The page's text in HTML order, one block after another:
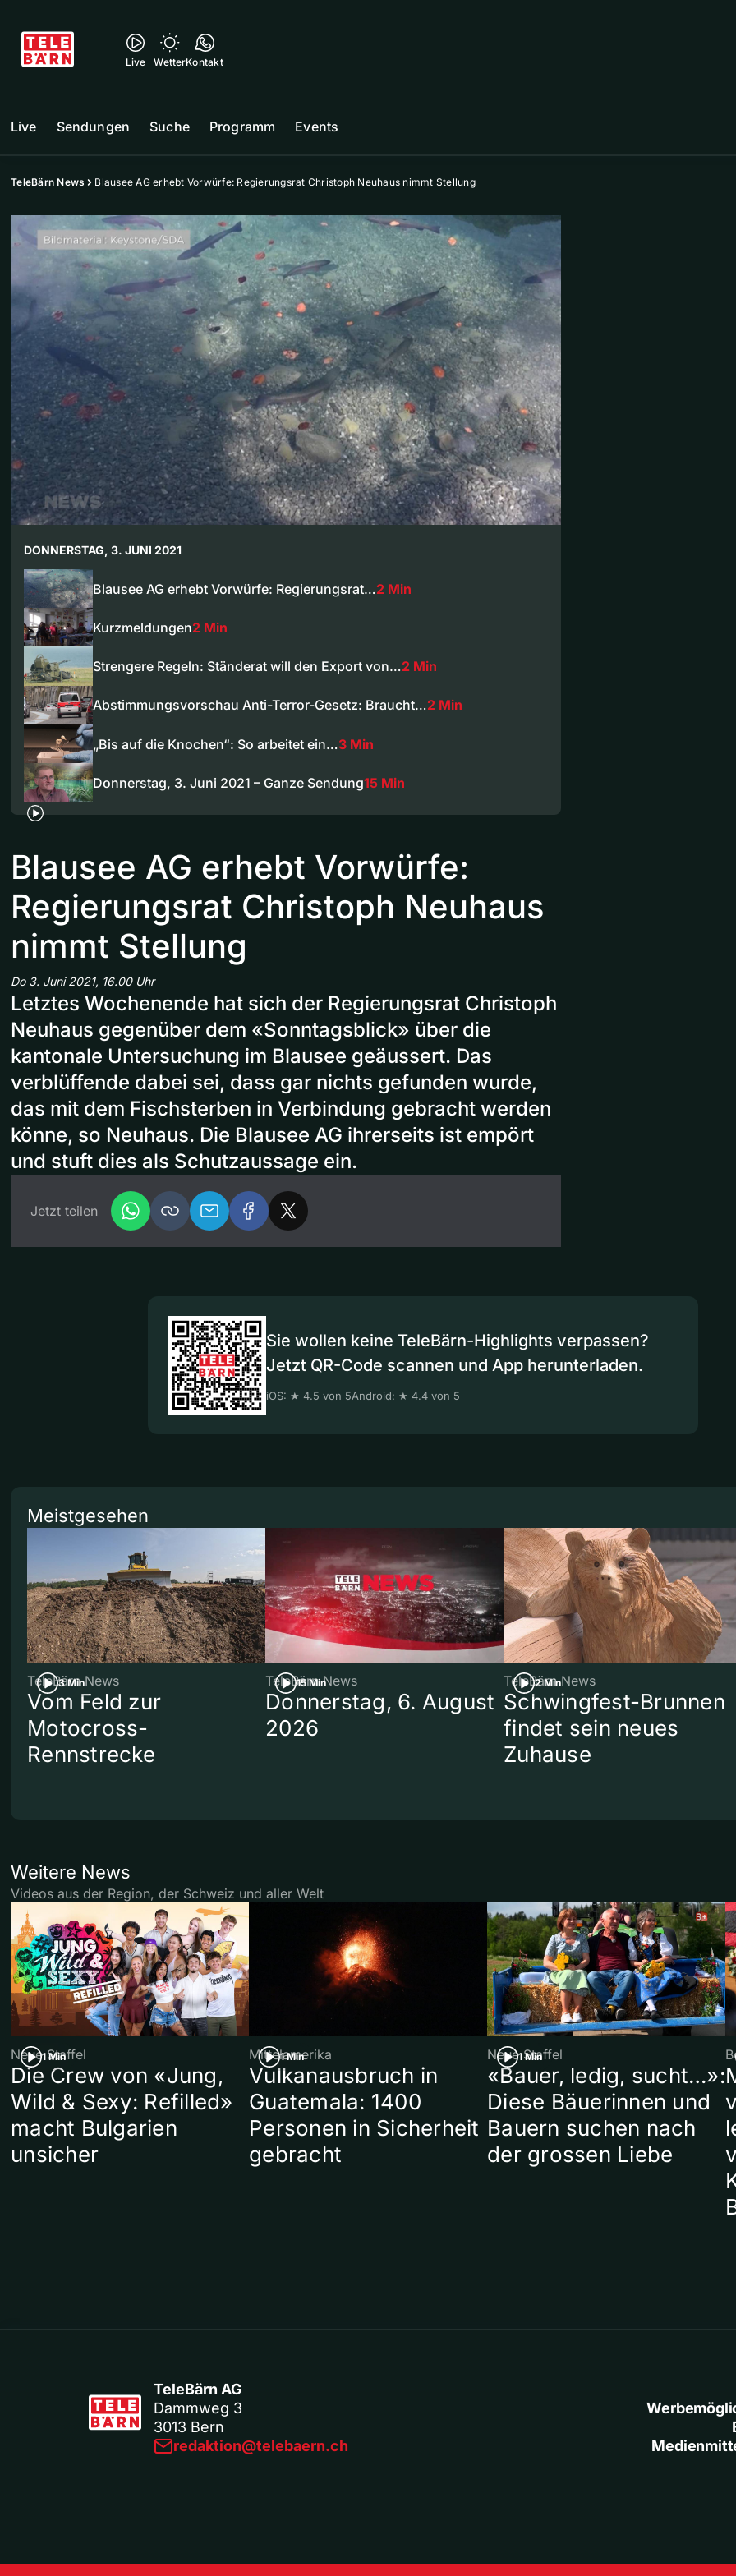
Live WetterKontakt
Live Sendungen Suche Programm Events
TeleBärn News Blausee AG erhebt Vorwürfe: Regierungsrat Christoph Neuhaus nimmt Stellung
DONNERSTAG, 3. JUNI 2021
Blausee AG erhebt Vorwürfe: Regierungsrat…2 Min
Kurzmeldungen2 Min
Strengere Regeln: Ständerat will den Export von…2 Min
Abstimmungsvorschau Anti-Terror-Gesetz: Braucht…2 Min
„Bis auf die Knochen“: So arbeitet ein…3 Min
Donnerstag, 3. Juni 2021 – Ganze Sendung15 Min
Blausee AG erhebt Vorwürfe:
Regierungsrat Christoph Neuhaus
nimmt Stellung
Do 3. Juni 2021, 16.00 Uhr
Letztes Wochenende hat sich der Regierungsrat Christoph
Neuhaus gegenüber dem «Sonntagsblick» über die
kantonale Untersuchung im Blausee geäussert. Das
verblüffende dabei sei, dass gar nichts gefunden wurde,
das mit dem Fischsterben in Verbindung gebracht werden
könne, so Neuhaus. Die Blausee AG ihrerseits ist empört
und stuft dies als Schutzaussage ein.
Jetzt teilen
Sie wollen keine TeleBärn-Highlights verpassen?
Jetzt QR-Code scannen und App herunterladen.
iOS: ★ 4.5 von 5Android: ★ 4.4 von 5
Meistgesehen
3 Min
TeleBärn News
Vom Feld zur
Motocross-
Rennstrecke
15 Min
TeleBärn News
Donnerstag, 6. August
2026
2 Min
TeleBärn News
Schwingfest-Brunnen
findet sein neues
Zuhause
Weitere News
Videos aus der Region, der Schweiz und aller Welt
1 Min
Neue Staffel
Die Crew von «Jung,
Wild & Sexy: Refilled»
macht Bulgarien
unsicher
1 Min
Mittelamerika
Vulkanausbruch in
Guatemala: 1400
Personen in Sicherheit
gebracht
1 Min
Neue Staffel
«Bauer, ledig, sucht…»:
Diese Bäuerinnen und
Bauern suchen nach
der grossen Liebe
TeleBärn AG
Dammweg 3
3013 Bern
redaktion@telebaern.ch